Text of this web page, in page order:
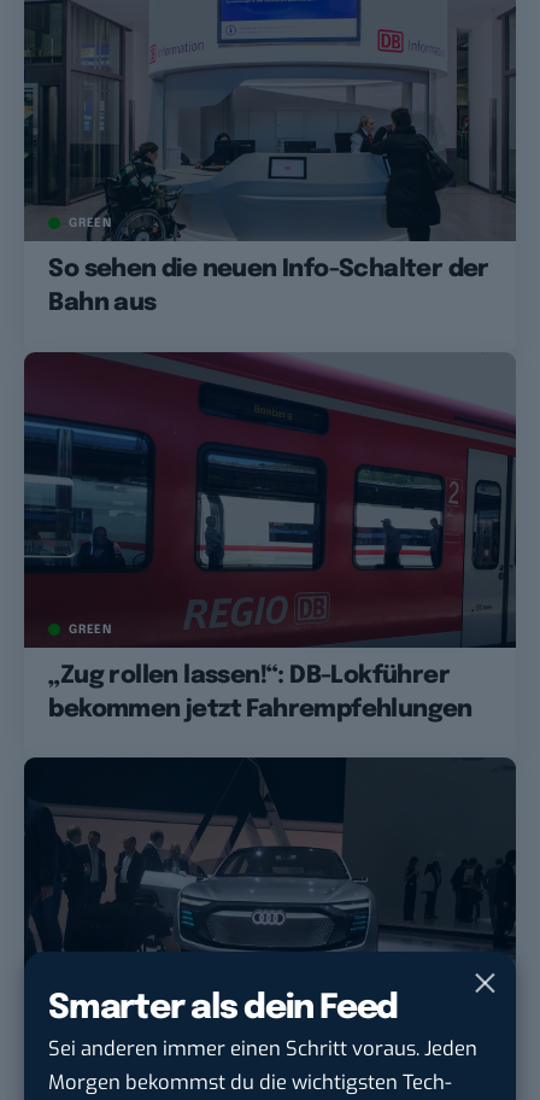
Smarter als dein Feed
Sei anderen immer einen Schritt voraus. Jeden
Morgen bekommst du die wichtigsten Tech-
GREEN
So sehen die neuen Info-Schalter der
Bahn aus
GREEN
„Zug rollen lassen!“: DB-Lokführer
bekommen jetzt Fahrempfehlungen
McKinsey-Studie warnt deutsche